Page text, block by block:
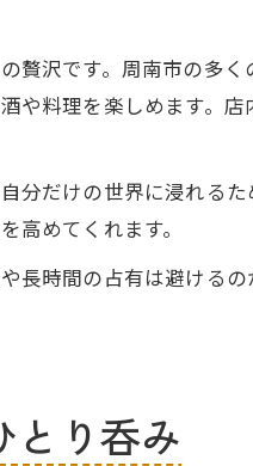
贅沢です。周南市の多
や料理を楽しめます。
分だけの世界に浸れる
高めてくれます。
長時間の占有は避ける
とり呑み